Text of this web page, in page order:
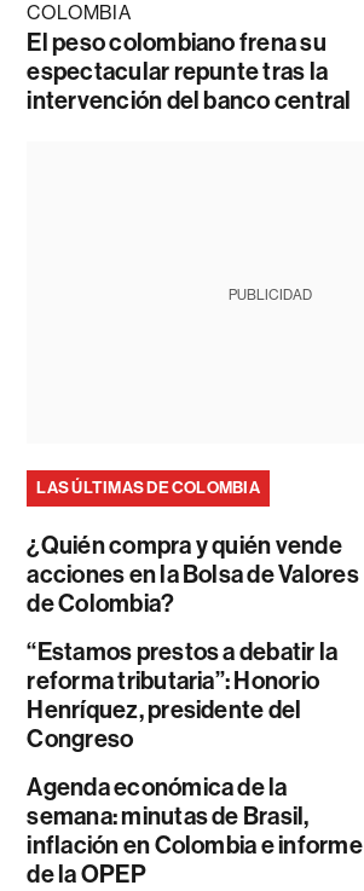
COLOMBIA
El peso colombiano frena su
espectacular repunte tras la
intervención del banco central
PUBLICIDAD
LAS ÚLTIMAS DE COLOMBIA
¿Quién compra y quién vende
acciones en la Bolsa de Valores
de Colombia?
“Estamos prestos a debatir la
reforma tributaria”: Honorio
Henríquez, presidente del
Congreso
Agenda económica de la
semana: minutas de Brasil,
inflación en Colombia e informe
de la OPEP